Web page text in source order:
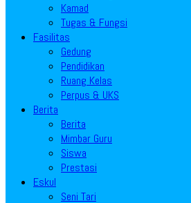
Kamad
Tugas & Fungsi
Fasilitas
Gedung
Pendidikan
Ruang Kelas
Perpus & UKS
Berita
Berita
Mimbar Guru
Siswa
Prestasi
Eskul
Seni Tari